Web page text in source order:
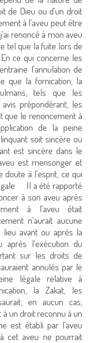
de Dieu ou d'un droit
à l'aveu peut être
renoncé à mon aveu
tel que la fuite lors de
ce qui concerne les
l'annulation de
que la fornication, la
tels que les
prépondérant, les
que le renoncement à
de la peine
soit sincère ou
est sincère dans le
est mensonger et
doute à l'esprit, ce qui
Il a été rapporté
à son aveu après
à l'aveu était
n'aurait aucune
avant ou après la
après l'exécution du
sur les droits de
annulés par le
légale relative à
la Zakat, les
en aucun cas,
un droit reconnu à un
est établi par l'aveu
cet aveu ne pourrait